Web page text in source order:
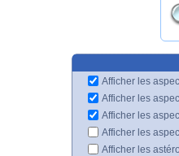
Afficher les
Afficher les
Afficher les
Afficher les
Afficher les